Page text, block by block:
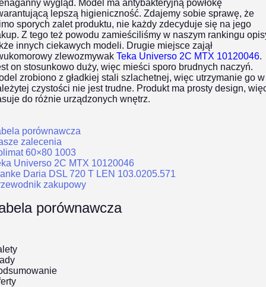
wygląd. Model ma antybakteryjną powłokę
lepszą higieniczność. Zdajemy sobie sprawę, że
sporych zalet produktu, nie każdy zdecyduje się na jego
Z tego też powodu zamieściliśmy w naszym rankingu
innych ciekawych modeli. Drugie miejsce zajął
zlewozmywak Teka Universo 2C MTX 10120046.
on stosunkowo duży, więc mieści sporo brudnych naczyń.
zrobiono z gładkiej stali szlachetnej, więc utrzymanie go w
czystości nie jest trudne. Produkt ma prosty design,
do różnie urządzonych wnętrz.
porównawcza
zalecenia
60×80 1003
Universo 2C MTX 10120046
Daria DSL 720 T LEN 103.0205.571
zakupowy
porównawcza